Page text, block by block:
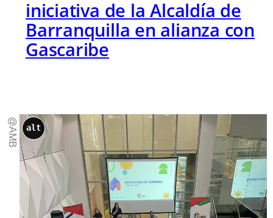
iniciativa de la Alcaldía de
Barranquilla en alianza con
Gascaribe
@AMB alt